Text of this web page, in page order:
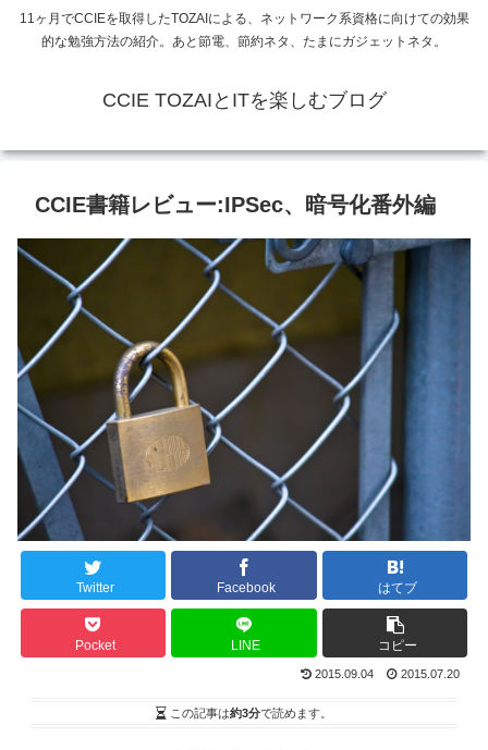
11ヶ月でCCIEを取得したTOZAIによる、ネットワーク系資格に向けての効果
的な勉強方法の紹介。あと節電、節約ネタ、たまにガジェットネタ。
CCIE TOZAIとITを楽しむブログ
CCIE書籍レビュー:IPSec、暗号化番外編
Twitter Facebook はてブ
Pocket LINE コピー
2015.09.04 2015.07.20
この記事は約3分で読めます。